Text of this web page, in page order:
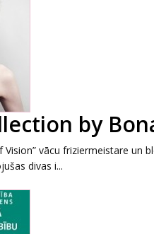
by
vācu friziermeistare un
divas i...